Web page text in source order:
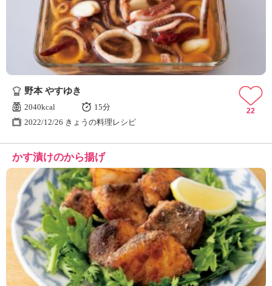
野本 やすゆき
2040kcal
15分
2022/12/26 きょうの料理レシピ
22
かす漬けのから揚げ